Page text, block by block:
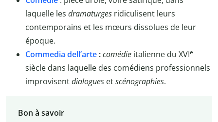
laquelle les dramaturges ridiculisent leurs
contemporains et les mœurs dissolues de leur
époque.
Commedia dell’arte :comédie italienne du XVIe
siècle dans laquelle des comédiens professionnels
improvisentdialogues etscénographies.
Bon à savoir